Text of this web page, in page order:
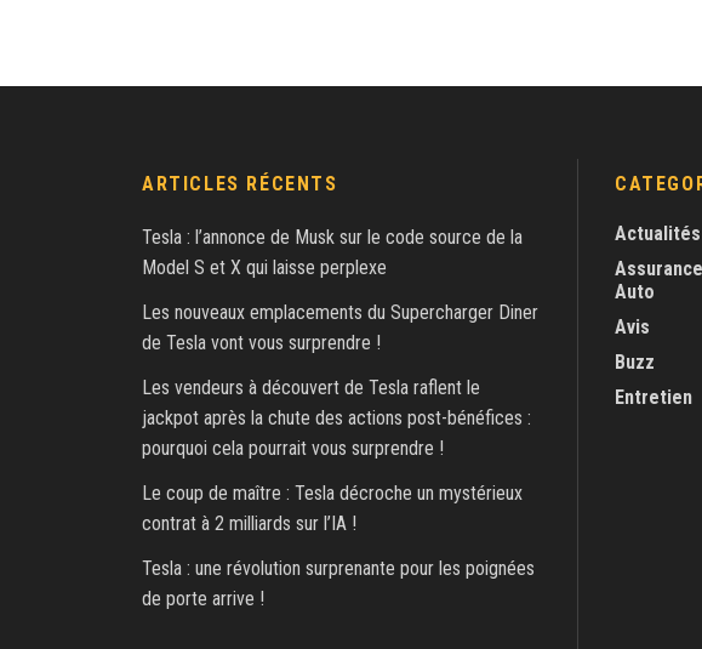
ARTICLES RÉCENTS
Tesla : l’annonce de Musk sur le code source de la
Model S et X qui laisse perplexe
Les nouveaux emplacements du Supercharger Diner
de Tesla vont vous surprendre !
Les vendeurs à découvert de Tesla raflent le
jackpot après la chute des actions post-bénéfices :
pourquoi cela pourrait vous surprendre !
Le coup de maître : Tesla décroche un mystérieux
contrat à 2 milliards sur l’IA !
Tesla : une révolution surprenante pour les poignées
de porte arrive !
Actualités
Assurance
Auto
Avis
Buzz
Entretien